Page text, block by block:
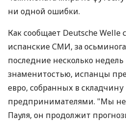
ни одной ошибки.
Как сообщает Deutsche Welle
испанские СМИ, за
последние несколько
знаменитостью, испанцы
евро, собранных в
предпринимателями. "Мы не
Пауля, он продолжит